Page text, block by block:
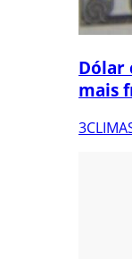
Dólar
mais